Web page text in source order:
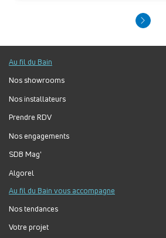
Au fil du Bain
Nos showrooms
Nos installateurs
Prendre RDV
Nos engagements
SDB Mag'
Algorel
Au fil du Bain vous accompagne
Nos tendances
Votre projet